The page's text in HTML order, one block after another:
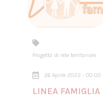
Progetto di rete territoriale
26 Aprile 2022 - 00:00
LINEA FAMIGLIA